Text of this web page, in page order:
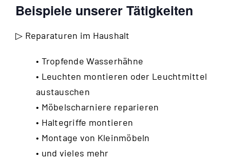
Beispiele unserer Tätigkeiten
▷ Reparaturen im Haushalt
• Tropfende Wasserhähne
• Leuchten montieren oder Leuchtmittel
austauschen
• Möbelscharniere reparieren
• Haltegriffe montieren
• Montage von Kleinmöbeln
• und vieles mehr